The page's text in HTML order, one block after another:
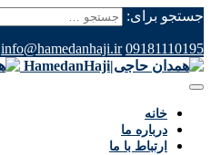
جستجو برای:
09181110195
info@hamedanhaji.ir
خانه
درباره ما
ارتباط با ما